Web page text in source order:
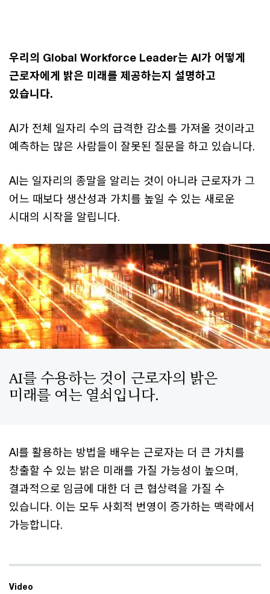
modal
window.
우리의 Global Workforce Leader는 AI가 어떻게
근로자에게 밝은 미래를 제공하는지 설명하고
있습니다.
AI가 전체 일자리 수의 급격한 감소를 가져올 것이라고
예측하는 많은 사람들이 잘못된 질문을 하고 있습니다.
AI는 일자리의 종말을 알리는 것이 아니라 근로자가 그
어느 때보다 생산성과 가치를 높일 수 있는 새로운
시대의 시작을 알립니다.
AI를 수용하는 것이 근로자의 밝은
미래를 여는 열쇠입니다.
AI를 활용하는 방법을 배우는 근로자는 더 큰 가치를
창출할 수 있는 밝은 미래를 가질 가능성이 높으며,
결과적으로 임금에 대한 더 큰 협상력을 가질 수
있습니다. 이는 모두 사회적 번영이 증가하는 맥락에서
가능합니다.
Video